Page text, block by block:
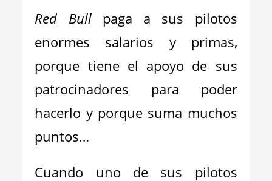
Red Bullpaga a sus pilotos
enormes salarios y primas,
porque tiene el apoyo de sus
patrocinadores para poder
hacerlo y porque suma muchos
puntos…
Cuando uno de sus pilotos